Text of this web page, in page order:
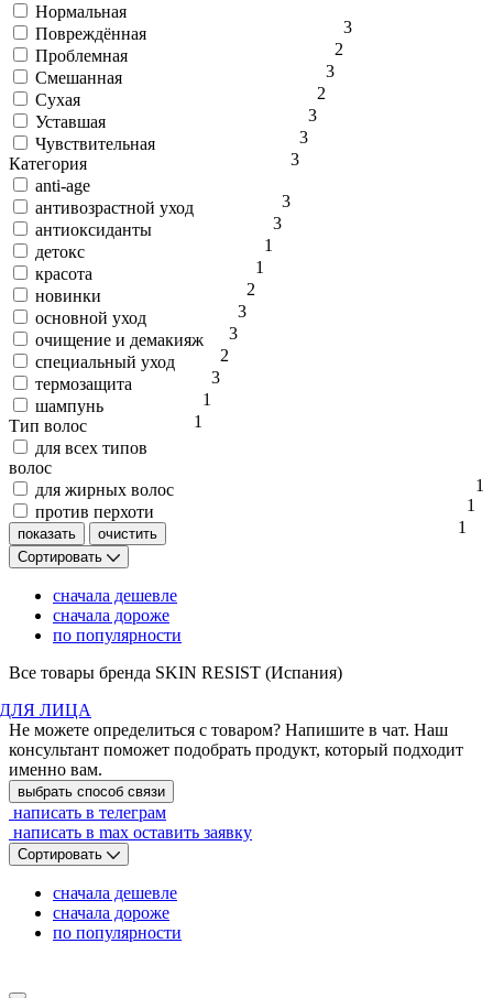
Нормальная
3
Повреждённая
2
Проблемная
3
Смешанная
2
Сухая
3
Уставшая
3
Чувствительная
3
Категория
anti-age
3
антивозрастной уход
3
антиоксиданты
1
детокс
1
красота
2
новинки
3
основной уход
3
очищение и демакияж
2
специальный уход
3
термозащита
1
шампунь
1
Тип волос
для всех типов
волос
1
для жирных волос
1
против перхоти
1
Сортировать
сначала дешевле
сначала дороже
по популярности
Все товары бренда SKIN RESIST (Испания)
ДЛЯ ЛИЦА
Не можете определиться с товаром? Напишите в чат. Наш
консультант поможет подобрать продукт, который подходит
именно вам.
выбрать способ связи
написать в телеграм
написать в max оставить заявку
Сортировать
сначала дешевле
сначала дороже
по популярности